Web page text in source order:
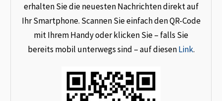
erhalten Sie die neuesten Nachrichten direkt auf
Ihr Smartphone. Scannen Sie einfach den QR-Code
mit Ihrem Handy oder klicken Sie – falls Sie
bereits mobil unterwegs sind – auf diesenLink.